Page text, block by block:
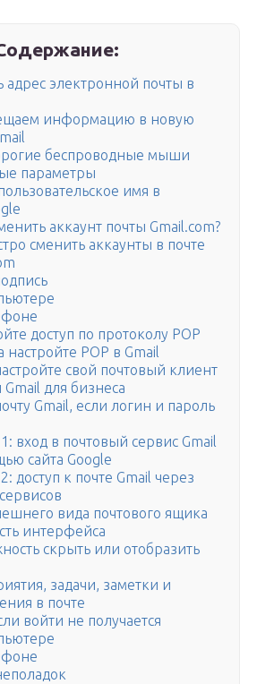
адрес электронной почты в
информацию в новую
беспроводные мыши
параметры
имя в
аккаунт почты Gmail.com?
сменить аккаунты в почте
доступ по протоколу POP
настройте POP в Gmail
свой почтовый клиент
для бизнеса
Gmail, если логин и пароль
вход в почтовый сервис Gmail
сайта Google
доступ к почте Gmail через
вида почтового ящика
интерфейса
скрыть или отобразить
задачи, заметки и
в почте
войти не получается